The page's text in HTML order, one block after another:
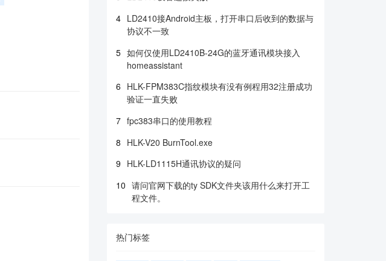
4 LD2410接Android主板，打开串口后收到的数据与
协议不一致
5 如何仅使用LD2410B-24G的蓝牙通讯模块接入
homeassistant
6 HLK-FPM383C指纹模块有没有例程用32注册成功
验证一直失败
7 fpc383串口的使用教程
8 HLK-V20 BurnTool.exe
9 HLK-LD1115H通讯协议的疑问
10 请问官网下载的ty SDK文件夹该用什么来打开工
程文件。
热门标签